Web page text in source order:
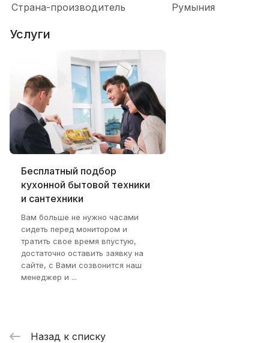
Страна-производитель
Румыния
Услуги
Бесплатный подбор
кухонной бытовой техники
и сантехники
Вам больше не нужно часами
сидеть перед монитором и
тратить свое время впустую,
достаточно оставить заявку на
сайте, с Вами созвонится наш
менеджер и ...
Назад к списку